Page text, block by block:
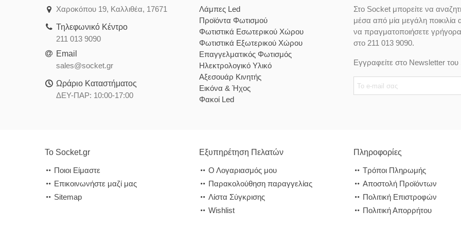
Χαροκόπου 19, Καλλιθέα, 17671
Τηλεφωνικό Κέντρο
211 013 9090
Email
sales@socket.gr
Ωράριο Καταστήματος
ΔΕΥ-ΠΑΡ: 10:00-17:00
Λάμπες Led
Προϊόντα Φωτισμού
Φωτιστικά Εσωτερικού Χώρου
Φωτιστικά Εξωτερικού Χώρου
Επαγγελματικός Φωτισμός
Ηλεκτρολογικό Υλικό
Αξεσουάρ Κινητής
Εικόνα & Ήχος
Φακοί Led
Στο Socket μπορείτε να
μέσα από μία μεγάλη ποικιλία
να πραγματοποιήσετε
στο 211 013 9090.
Εγγραφείτε στο Newsletter
Το Socket.gr
Ποιοι Είμαστε
Επικοινωνήστε μαζί μας
Sitemap
Εξυπηρέτηση Πελατών
Ο Λογαριασμός μου
Παρακολούθηση παραγγελίας
Λίστα Σύγκρισης
Wishlist
Πληροφορίες
Τρόποι Πληρωμής
Αποστολή Προϊόντων
Πολιτική Επιστροφών
Πολιτική Απορρήτου